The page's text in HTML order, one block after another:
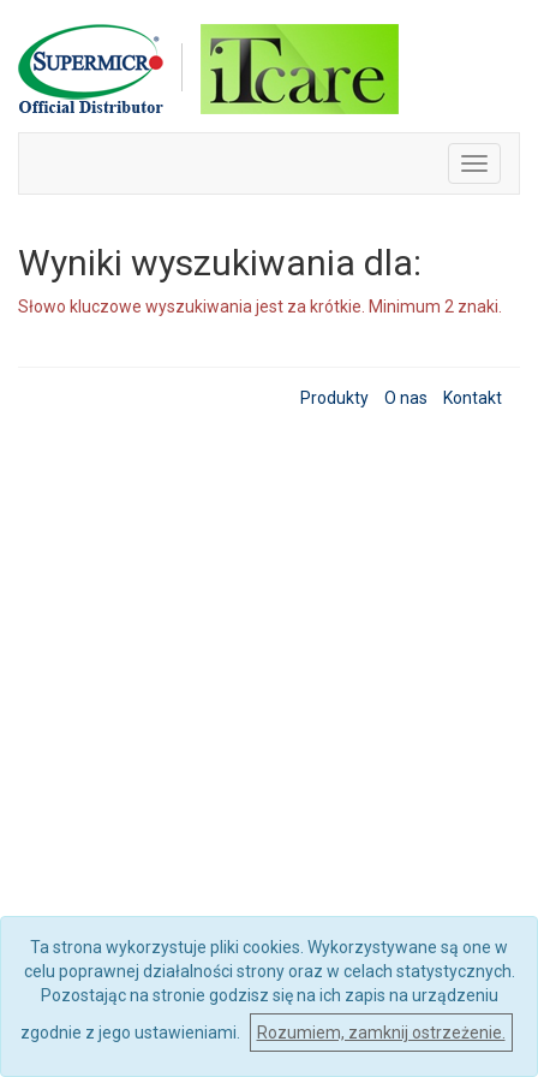
Skip
to
content
Toggle
Wyniki wyszukiwania dla:
Słowo kluczowe wyszukiwania jest za krótkie. Minimum 2 znaki.
Produkty O nas Kontakt
Ta strona wykorzystuje pliki cookies. Wykorzystywane są one w
celu poprawnej działalności strony oraz w celach statystycznych.
Pozostając na stronie godzisz się na ich zapis na urządzeniu
zgodnie z jego ustawieniami.
Rozumiem, zamknij ostrzeżenie.